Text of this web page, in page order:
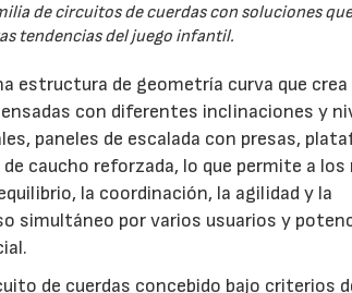
de circuitos de cuerdas con soluciones
tendencias del juego infantil.
estructura de geometría curva que crea
con diferentes inclinaciones y
paneles de escalada con presas,
caucho reforzada, lo que permite a los
la coordinación, la agilidad y la
simultáneo por varios usuarios y
de cuerdas concebido bajo criterios